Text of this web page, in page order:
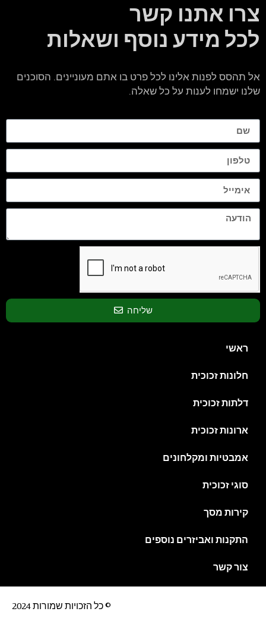
ראשי
חלונות זכוכית
דלתות זכוכית
ארונות זכוכית
אמבטיות ומקלחונים
סוגי זכוכית
קירות מסך
התקנות ואביזרים נוספים
צור קשר
צרו אתנו קשר
לכל מידע נוסף ושאלות
אל תהסס לפנות אלינו לכל פרט בו אתם מעוניינים. הסוכנים
שלנו ישמחו לענות על כל שאלה.
שליחה
© כל הזכויות שמורות 2024